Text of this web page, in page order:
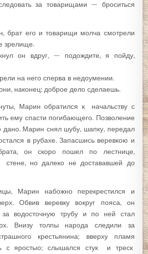
за товарищами — броситься
брат его и товарищи молча смотрели
зрелище.
он вдруг, — подождите, я пойду,
на него сперва в недоумении.
наконец: доброе дело сделаешь.
Марин обратился к начальству с
ему спасти погибающего. Позволение
Марин снял шубу, шапку, передал
в рубахе. Запасшись веревкою и
он скоро пошел по лестнице,
стене, но далеко не достававшей до
Марин набожно перекрестился и
Обвив веревку вокруг пояса, он
за водосточную трубу и по ней стал
Внизу толпы народа следили за
крестьянина; вверху пламя
с яростыо; слышался стук и треск